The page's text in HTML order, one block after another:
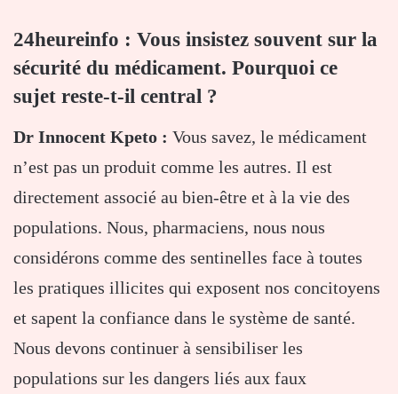
24heureinfo : Vous insistez souvent sur la
sécurité du médicament. Pourquoi ce
sujet reste-t-il central ?
Dr Innocent Kpeto : Vous savez, le médicament
n’est pas un produit comme les autres. Il est
directement associé au bien-être et à la vie des
populations. Nous, pharmaciens, nous nous
considérons comme des sentinelles face à toutes
les pratiques illicites qui exposent nos concitoyens
et sapent la confiance dans le système de santé.
Nous devons continuer à sensibiliser les
populations sur les dangers liés aux faux